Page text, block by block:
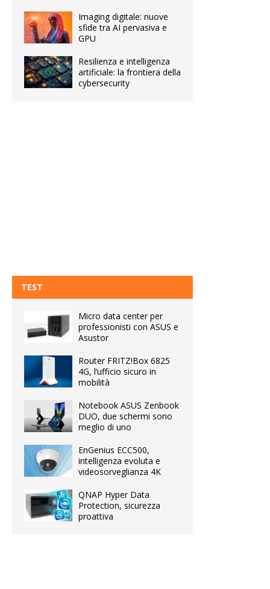
Imaging digitale: nuove
sfide tra AI pervasiva e
GPU
Resilienza e intelligenza
artificiale: la frontiera della
cybersecurity
TEST
Micro data center per
professionisti con ASUS e
Asustor
Router FRITZ!Box 6825
4G, l’ufficio sicuro in
mobilità
Notebook ASUS Zenbook
DUO, due schermi sono
meglio di uno
EnGenius ECC500,
intelligenza evoluta e
videosorveglianza 4K
QNAP Hyper Data
Protection, sicurezza
proattiva